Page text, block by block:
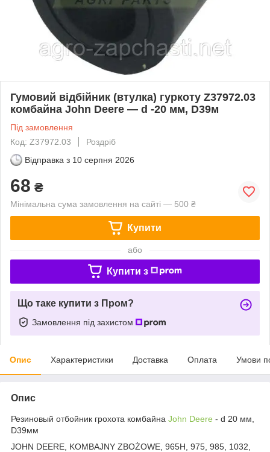
Гумовий відбійник (втулка) гуркоту Z37972.03
комбайна John Deere — d -20 мм, D39м
Під замовлення
Код: Z37972.03
Роздріб
Відправка з 10 серпня 2026
68 ₴
Мінімальна сума замовлення на сайті — 500 ₴
Купити
або
Купити з
Що таке купити з Пром?
Замовлення під захистом
Опис Характеристики Доставка Оплата Умови
Опис
Резиновый отбойник грохота комбайна John Deere - d 20 мм,
D39мм
JOHN DEERE, KOMBAJNY ZBOŻOWE, 965H, 975, 985, 1032,